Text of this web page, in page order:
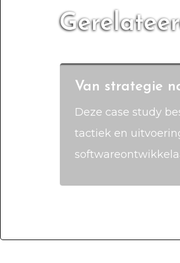
Van strategie
Deze case study
tactiek en